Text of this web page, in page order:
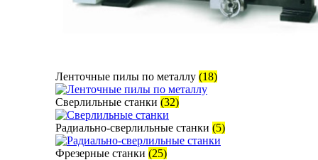
Ленточные пилы по металлу (18)
Сверлильные станки (32)
Радиально-сверлильные станки (5)
Фрезерные станки (25)